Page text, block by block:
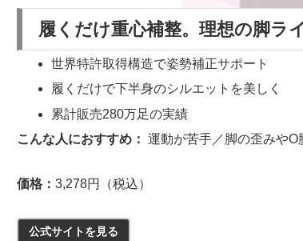
履くだけ重心補整。理想の脚ラ
世界特許取得構造で姿勢補正サポート
履くだけで下半身のシルエットを美しく
累計販売280万足の実績
こんな人におすすめ： 運動が苦手／脚の歪みや
価格： 3,278円（税込）
公式サイトを見る